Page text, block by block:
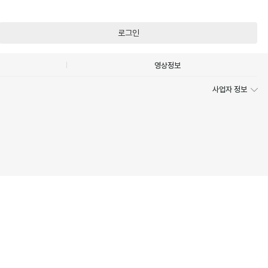
로그인
영상정보
사업자 정보